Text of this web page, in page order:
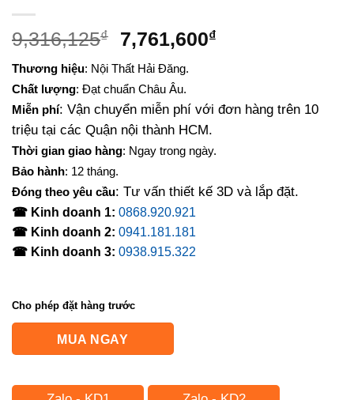
9,316,125₫
Giá
là:
9,316,125₫.
7,761,600₫Giá
7,761,600₫.
Thương hiệu: Nội Thất Hải Đăng.
Chất lượng: Đạt chuẩn Châu Âu.
Miễn phí: Vận chuyển miễn phí với đơn hàng trên 10
triệu tại các Quận nội thành HCM.
Thời gian giao hàng: Ngay trong ngày.
Bảo hành: 12 tháng.
Đóng theo yêu cầu: Tư vấn thiết kế 3D và lắp đặt.
☎ Kinh doanh 1: 0868.920.921
☎ Kinh doanh 2: 0941.181.181
☎ Kinh doanh 3: 0938.915.322
Cho phép đặt hàng trước
MUA NGAY